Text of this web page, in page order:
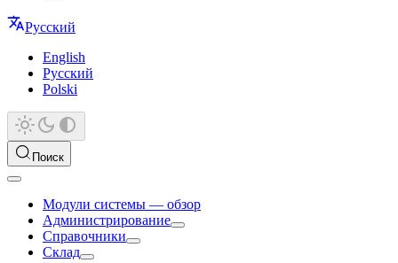
Русский
English
Русский
Polski
Поиск
Модули системы — обзор
Администрирование
Справочники
Склад